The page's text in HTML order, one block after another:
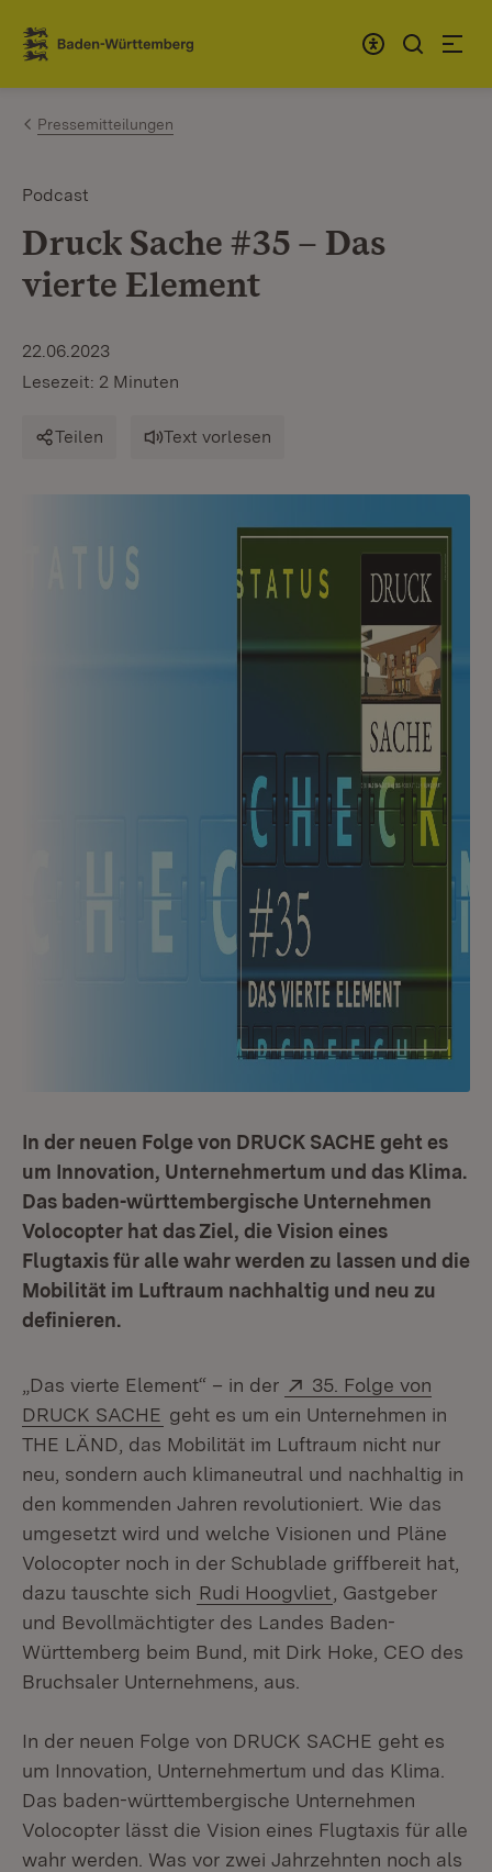
Zum Inhalt springen
Link zur Startseite
Pressemitteilungen
Podcast
Druck Sache #35 – Das
vierte Element
22.06.2023
Lesezeit: 2 Minuten
Teilen Text vorlesen
In der neuen Folge von DRUCK SACHE geht es
um Innovation, Unternehmertum und das Klima.
Das baden-württembergische Unternehmen
Volocopter hat das Ziel, die Vision eines
Flugtaxis für alle wahr werden zu lassen und die
Mobilität im Luftraum nachhaltig und neu zu
definieren.
„Das vierte Element“ – in der Extern:
35. Folge von
DRUCK SACHE (Öffnet in neuem Fenster)
geht es um ein Unternehmen in
THE LÄND, das Mobilität im Luftraum nicht nur
neu, sondern auch klimaneutral und nachhaltig in
den kommenden Jahren revolutioniert. Wie das
umgesetzt wird und welche Visionen und Pläne
Volocopter noch in der Schublade griffbereit hat,
dazu tauschte sich Rudi Hoogvliet , Gastgeber
und Bevollmächtigter des Landes Baden-
Württemberg beim Bund, mit Dirk Hoke, CEO des
Bruchsaler Unternehmens, aus.
In der neuen Folge von DRUCK SACHE geht es
um Innovation, Unternehmertum und das Klima.
Das baden-württembergische Unternehmen
Volocopter lässt die Vision eines Flugtaxis für alle
wahr werden. Was vor zwei Jahrzehnten noch als